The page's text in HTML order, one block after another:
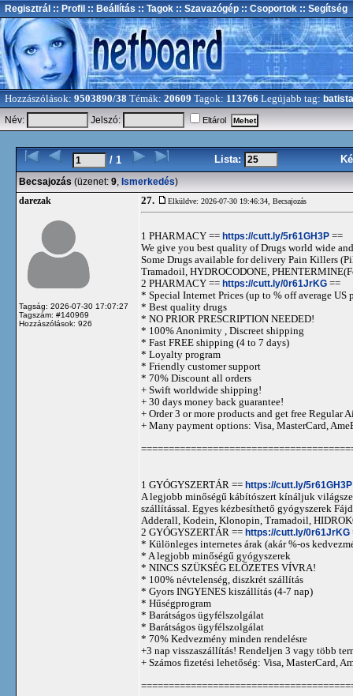
Regisztrál :: Profil :: Beállítás :: Tagok :: Szavazógép :: Csoportok :: Segítség
Hozzászólások: 9503890/38 Témák: 20609 Tagok: 113766 Legújabb tag: batista
Név:
Jelszó: Eltárol
/ 1 Lista:
Becsajozás (üzenet: 9, Ismerkedés)
darezak
Tagság: 2026-07-30 17:07:27
Tagszám: #140969
Hozzászólások: 926
27. Elküldve: 2026-07-30 19:46:34, Becsajozás
1 PHARMACY == https://cutt.ly/5r61GH3P ==
We give you best quality of Drugs world wide
Some Drugs available for delivery Pain Killers
Tramadoil, HYDROCODONE,
2 PHARMACY == https://cutt.ly/0r61JrKG ==
* Special Internet Prices (up to % off average US
* Best quality drugs
* NO PRIOR PRESCRIPTION NEEDED!
* 100% Anonimity , Discreet shipping
* Fast FREE shipping (4 to 7 days)
* Loyalty program
* Friendly customer support
* 70% Discount all orders
+ Swift worldwide shipping!
+ 30 days money back guarantee!
+ Order 3 or more products and get free Regular
+ Many payment options: Visa, MasterCard,
1 GYÓGYSZERTÁR == https://cutt.ly/5r61GH3P
A legjobb minőségű kábítószert kínáljuk
szállítással. Egyes kézbesíthető gyógyszerek
Adderall, Kodein, Klonopin, Tramadoil,
2 GYÓGYSZERTÁR == https://cutt.ly/0r61JrKG
* Különleges internetes árak (akár %-os
* A legjobb minőségű gyógyszerek
* NINCS SZÜKSÉG ELŐZETES VÍVRA!
* 100% névtelenség, diszkrét szállítás
* Gyors INGYENES kiszállítás (4-7 nap)
* Hűségprogram
* Barátságos ügyfélszolgálat
* Barátságos ügyfélszolgálat
* 70% Kedvezmény minden rendelésre
+3 nap visszaszállítás! Rendeljen 3 vagy több
+ Számos fizetési lehetőség: Visa, MasterCard,